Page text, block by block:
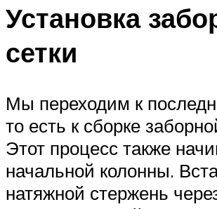
Установка
сетки
Мы переходим к
то есть к сборке
Этот процесс также
начальной колонны.
натяжной стержень